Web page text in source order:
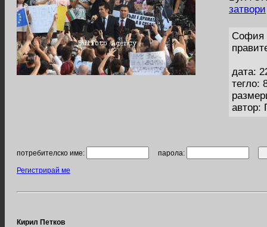
затвори
София
дата:
тегло:
автор:
потребителско име: парола:
Регистрирай ме
Кирил Петков